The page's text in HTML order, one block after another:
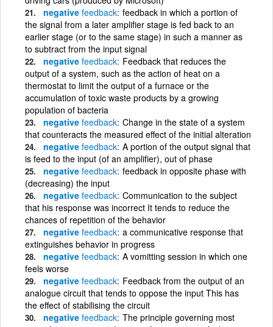
negative feedback feedback in which a portion of
the signal from a later amplifier stage is fed back to an
earlier stage (or to the same stage) in such a manner as
to subtract from the input signal
negative feedback Feedback that reduces the
output of a system, such as the action of heat on a
thermostat to limit the output of a furnace or the
accumulation of toxic waste products by a growing
population of bacteria
negative feedback Change in the state of a system
that counteracts the measured effect of the initial alteration
negative feedback A portion of the output signal that
is feed to the input (of an amplifier), out of phase
negative feedback feedback in opposite phase with
(decreasing) the input
negative feedback Communication to the subject
that his response was incorrect It tends to reduce the
chances of repetition of the behavior
negative feedback a communicative response that
extinguishes behavior in progress
negative feedback A vomitting session in which one
feels worse
negative feedback Feedback from the output of an
analogue circuit that tends to oppose the input This has
the effect of stabilising the circuit
negative feedback The principle governing most